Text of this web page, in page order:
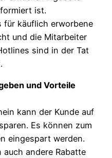
ist.
für käuflich erworbene
und die Mitarbeiter
sind in der Tat
und Vorteile
kann der Kunde auf
Es können zum
eingespart werden.
andere Rabatte